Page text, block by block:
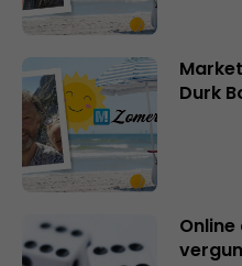
Durk
Online